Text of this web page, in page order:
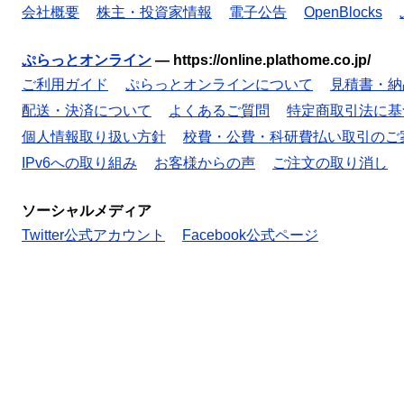
会社概要 株主・投資家情報 電子公告 OpenBlocks
ぷらっとオンライン — https://online.plathome.co.jp/
ご利用ガイド
ぷらっとオンラインについて
見積書・
配送・決済について
よくあるご質問
特定商取引法に
個人情報取り扱い方針
校費・公費・科研費払い取引のご
IPv6への取り組み
お客様からの声 ご注文の取り消し
ソーシャルメディア
Twitter公式アカウント
Facebook公式ページ